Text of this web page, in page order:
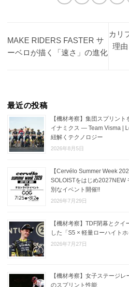
MAKE RIDERS FASTER サ
ーベロが描く「速さ」の進化
カリ
理
最近の投稿
【機材考察】集団スプリン
イナミクス — Team Visma |
紐解くテクノロジー
2026年8月5日
【Cervélo Summer Week
SOLOISTをはじめ2027NEW
別なイベント開催!!
2026年7月29日
【機材考察】TDF閉幕とク
した「S5 × 軽量ローハイト
2026年7月27日
【機材考察】女子ステージ
のスプリント性能